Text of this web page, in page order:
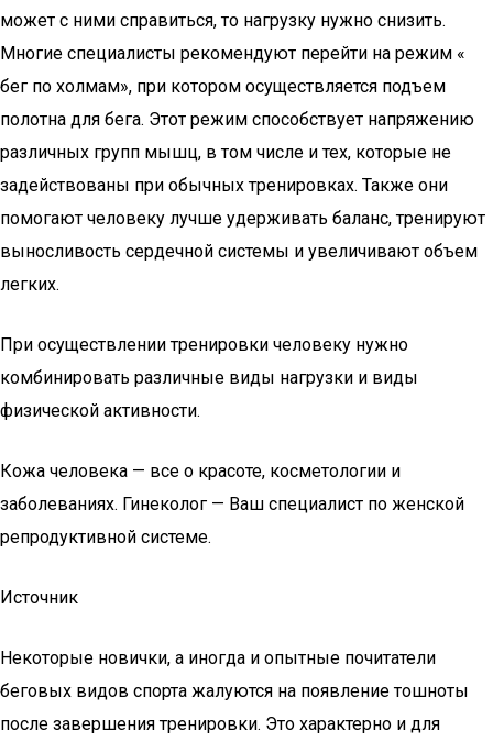
может с ними справиться, то нагрузку нужно снизить.
Многие специалисты рекомендуют перейти на режим «
бег по холмам», при котором осуществляется подъем
полотна для бега. Этот режим способствует напряжению
различных групп мышц, в том числе и тех, которые не
задействованы при обычных тренировках. Также они
помогают человеку лучше удерживать баланс, тренируют
выносливость сердечной системы и увеличивают объем
легких.
При осуществлении тренировки человеку нужно
комбинировать различные виды нагрузки и виды
физической активности.
Кожа человека — все о красоте, косметологии и
заболеваниях. Гинеколог — Ваш специалист по женской
репродуктивной системе.
Источник
Некоторые новички, а иногда и опытные почитатели
беговых видов спорта жалуются на появление тошноты
после завершения тренировки. Это характерно и для